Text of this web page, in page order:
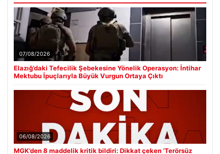
07/08/2026
Elazığ’daki Tefecilik Şebekesine Yönelik Operasyon: İntihar
Mektubu İpuçlarıyla Büyük Vurgun Ortaya Çıktı
06/08/2026
MGK’den 8 maddelik kritik bildiri: Dikkat çeken ‘Terörsüz